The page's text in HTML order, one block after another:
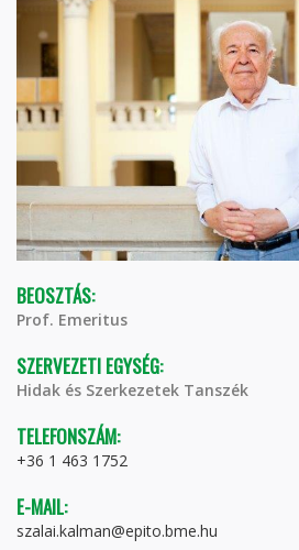
BEOSZTÁS:
Prof. Emeritus
SZERVEZETI EGYSÉG:
Hidak és Szerkezetek Tanszék
TELEFONSZÁM:
+36 1 463 1752
E-MAIL:
szalai.kalman@epito.bme.hu